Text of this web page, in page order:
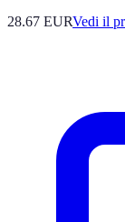
28.67 EURVedi il